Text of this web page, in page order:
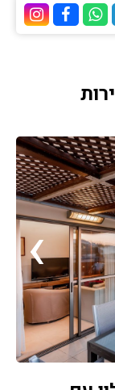
ערוץ ערוץ
ערוץ הוואטסאפ של
הטלגרם של הוטלס
›